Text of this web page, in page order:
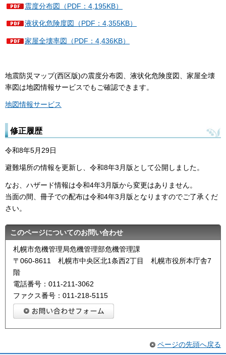
震度分布図（PDF：4,195KB）
液状化危険度図（PDF：4,355KB）
家屋全壊率図（PDF：4,436KB）
地震防災マップ(西区版)の震度分布図、液状化危険度図、家屋全壊
率図は地図情報サービスでもご確認できます。
地図情報サービス
修正履歴
令和8年5月29日
避難場所の情報を更新し、令和8年3月版として公開しました。
なお、ハザード情報は令和4年3月版から変更はありません。
当面の間、冊子での配布は令和4年3月版となりますのでご了承くだ
さい。
このページについてのお問い合わせ
札幌市危機管理局危機管理部危機管理課
〒060-8611 札幌市中央区北1条西2丁目 札幌市役所本庁舎7
階
電話番号：011-211-3062
ファクス番号：011-218-5115
ページの先頭へ戻る